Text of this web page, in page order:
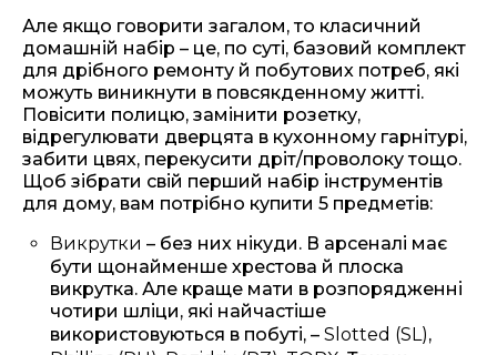
Але якщо говорити загалом, то класичний
домашній набір – це, по суті, базовий комплект
для дрібного ремонту й побутових потреб, які
можуть виникнути в повсякденному житті.
Повісити полицю, замінити розетку,
відрегулювати дверцята в кухонному гарнітурі,
забити цвях, перекусити дріт/проволоку тощо.
Щоб зібрати свій перший набір інструментів
для дому, вам потрібно купити 5 предметів:
Викрутки – без них нікуди. В арсеналі має
бути щонайменше хрестова й плоска
викрутка. Але краще мати в розпорядженні
чотири шліци, які найчастіше
використовуються в побуті, – Slotted (SL),